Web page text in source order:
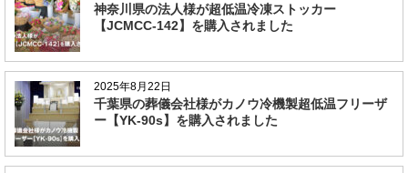
神奈川県の法人様が超低温冷凍ストッカー
【JCMCC-142】を購入されました
2025年8月22日
千葉県の葬儀会社様がカノウ冷機製超低温フリーザ
ー【YK-90s】を購入されました